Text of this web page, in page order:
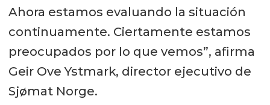
Ahora estamos evaluando la situación
continuamente. Ciertamente estamos
preocupados por lo que vemos”, afirma
Geir Ove Ystmark, director ejecutivo de
Sjømat Norge.